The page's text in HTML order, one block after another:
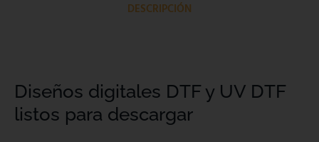
DESCRIPCIÓN
Diseños digitales DTF y UV DTF
listos para descargar